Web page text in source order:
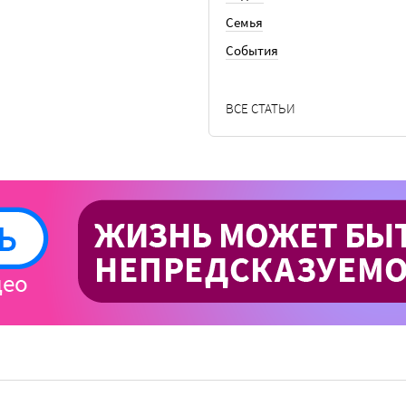
Семья
События
ВСЕ СТАТЬИ